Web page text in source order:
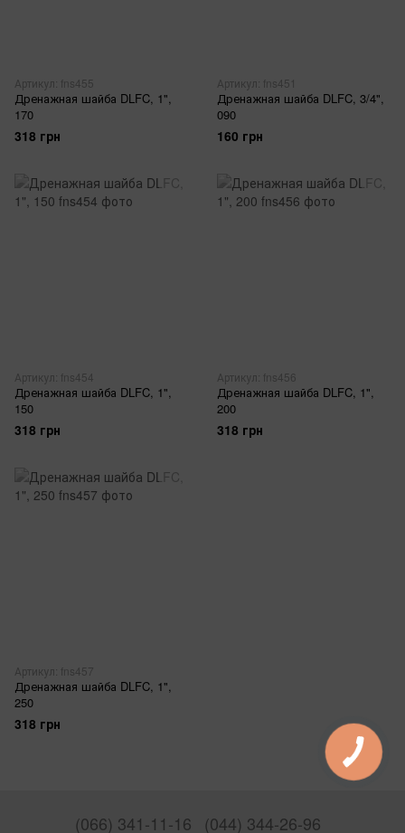
Артикул: fns455
Дренажная шайба DLFC, 1",
170
318 грн
Артикул: fns451
Дренажная шайба DLFC, 3/4",
090
160 грн
Артикул: fns454
Дренажная шайба DLFC, 1",
150
318 грн
Артикул: fns456
Дренажная шайба DLFC, 1",
200
318 грн
Артикул: fns457
Дренажная шайба DLFC, 1",
250
318 грн
(066) 341-11-16 (044) 344-26-96